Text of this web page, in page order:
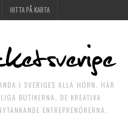
HITTA PÅ KARTA
I SVERIGES ALLA HÖRN. HÄR
BUTIKERNA, DE KREATIVA
ENTREPRENÖRERNA.